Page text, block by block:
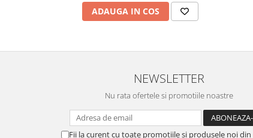
ADAUGA IN COS
NEWSLETTER
Nu rata ofertele si promotiile noastre
Fii la curent cu toate promotiile si produsele noi din